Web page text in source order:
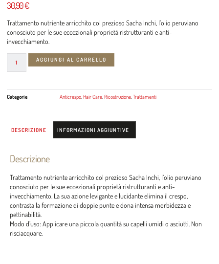
30,90€
Trattamento nutriente arricchito col prezioso Sacha Inchi, l’olio peruviano
conosciuto per le sue eccezionali proprietà ristrutturanti e anti-
invecchiamento.
AGGIUNGI AL CARRELLO
Categorie Anticrespo Hair Care Ricostruzione Trattamenti
DESCRIZIONE INFORMAZIONI AGGIUNTIVE
Descrizione
Trattamento nutriente arricchito col prezioso Sacha Inchi, l’olio peruviano
conosciuto per le sue eccezionali proprietà ristrutturanti e anti-
invecchiamento. La sua azione levigante e lucidante elimina il crespo,
contrasta la formazione di doppie punte e dona intensa morbidezza e
pettinabilità.
Modo d’uso: Applicare una piccola quantità su capelli umidi o asciutti. Non
risciacquare.